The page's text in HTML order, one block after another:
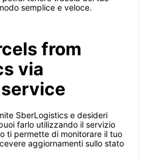
semplice e veloce.
from
via
SberLogistics e desideri
farlo utilizzando il servizio
ti permette di monitorare il tuo
aggiornamenti sullo stato